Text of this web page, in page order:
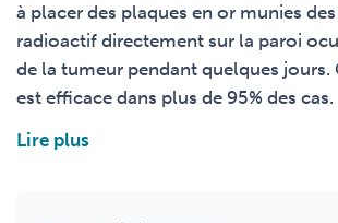
à placer des plaques en or munies
radioactif directement sur la paroi
de la tumeur pendant quelques jours.
est efficace dans plus de 95% des cas.
Lire plus